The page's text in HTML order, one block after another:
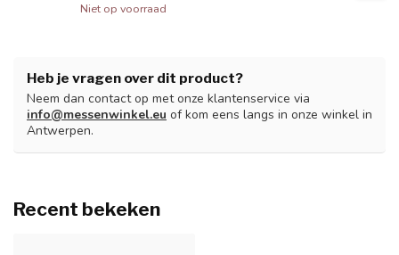
Niet op voorraad
Heb je vragen over dit product?
Neem dan contact op met onze klantenservice via
info@messenwinkel.eu of kom eens langs in onze winkel in
Antwerpen.
Recent bekeken